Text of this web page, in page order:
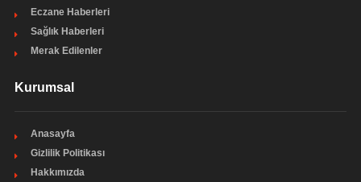
Eczane Haberleri
Sağlık Haberleri
Merak Edilenler
Kurumsal
Anasayfa
Gizlilik Politikası
Hakkımızda